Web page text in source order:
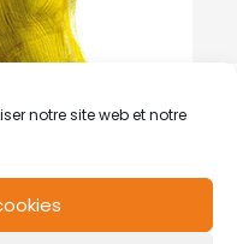
notre site web et notre